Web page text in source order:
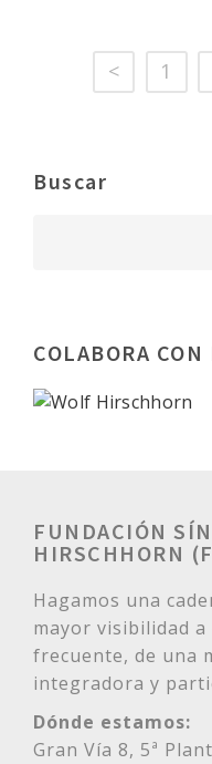
< 1
Buscar
COLABORA
FUNDACIÓN
HIRSCHHORN
Hagamos una
mayor visibilidad
frecuente, de una
integradora y
Dónde estamos:
Gran Vía 8, 5ª